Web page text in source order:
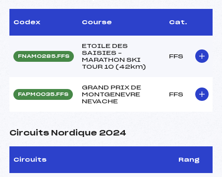
Codex Course Cat.
FNAM0285.FFS
ETOILE DES
SAISIES –
MARATHON SKI
TOUR 10 (42km)
FFS
FAPM0035.FFS
GRAND PRIX DE
MONTGENEVRE
NEVACHE
FFS
Circuits Nordique 2024
Circuits Rang